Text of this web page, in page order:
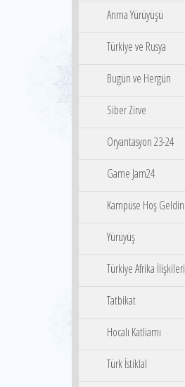
Anma Yürüyüşü
Türkiye ve Rusya
Bugün ve Hergün
Siber Zirve
Oryantasyon 23-24
Game Jam24
Kampüse Hoş Geldin
Yürüyüş
Türkiye Afrika İlişkileri
Tatbikat
Hocalı Katliamı
Türk İstiklal